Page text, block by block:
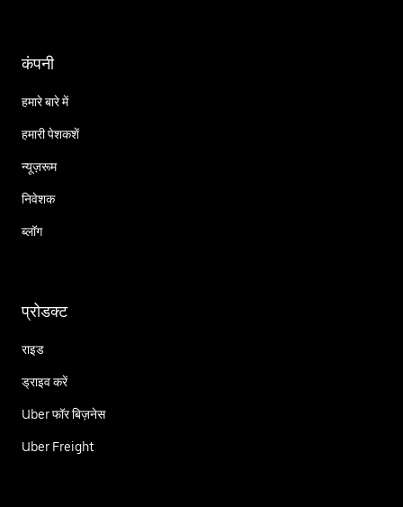
कंपनी
हमारे बारे में
हमारी पेशकशें
न्यूज़रूम
निवेशक
ब्लॉग
प्रोडक्ट
राइड
ड्राइव करें
Uber फॉर बिज़नेस
Uber Freight